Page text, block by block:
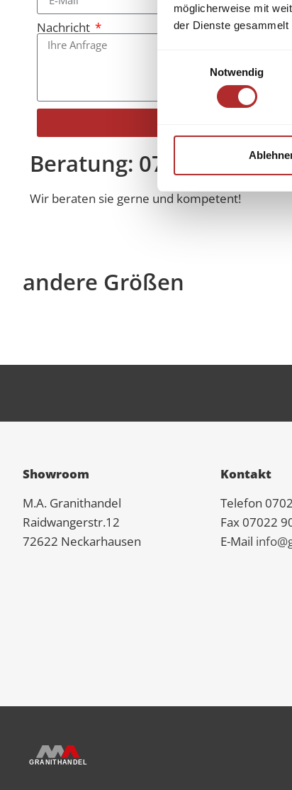
möglicherweise mit
der Dienste gesammelt
Notwendig
Nachricht
Beratung: 07022 90 56
Wir beraten sie gerne und kompetent!
andere Größen
Showroom
M.A. Granithandel
Raidwangerstr.12
72622 Neckarhausen
Kontakt
Telefon
Fax 07022
E-Mail